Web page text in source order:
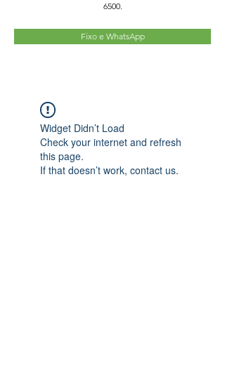
6500.
Fixo e WhatsApp
Widget Didn’t Load
Check your internet and refresh
this page.
If that doesn’t work, contact us.